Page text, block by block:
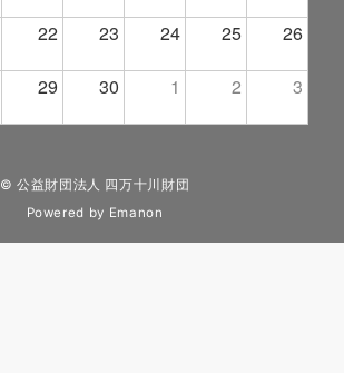
22 23 24 25 26
29 30 1 2 3
© 公益財団法人 四万十川財団
Powered by Emanon